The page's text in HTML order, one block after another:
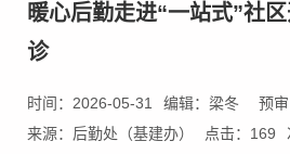
暖心后勤走进“一站式”社
诊
时间：2026-05-31 编辑：梁冬 预
来源：后勤处（基建办）
点击： 169